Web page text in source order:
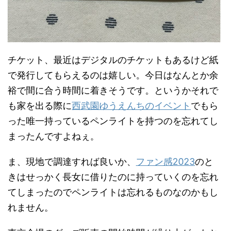
チケット、最近はデジタルのチケットもあるけど紙
で発行してもらえるのは嬉しい。今日はなんとか余
裕で間に合う時間に着きそうです。というかそれで
も家を出る際に西武園ゆうえんちのイベント でもら
った唯一持っているペンライトを持つのを忘れてし
まったんですよねぇ。
ま、現地で調達すれば良いか、 ファン感2023のと
きはせっかく長女に借りたのに持っていくのを忘れ
てしまったのでペンライトは忘れるものなのかもし
れません。